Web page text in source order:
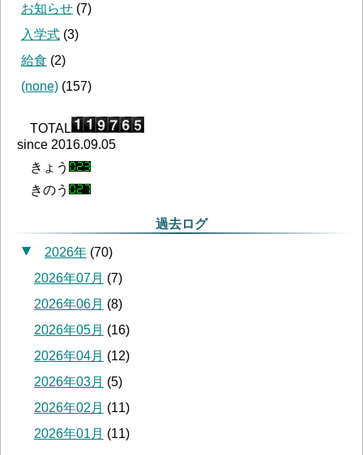
お知らせ (7)
入学式 (3)
給食 (2)
(none) (157)
TOTAL
since 2016.09.05
きょう
きのう
過去ログ
2026年 (70)
2026年07月 (7)
2026年06月 (8)
2026年05月 (16)
2026年04月 (12)
2026年03月 (5)
2026年02月 (11)
2026年01月 (11)